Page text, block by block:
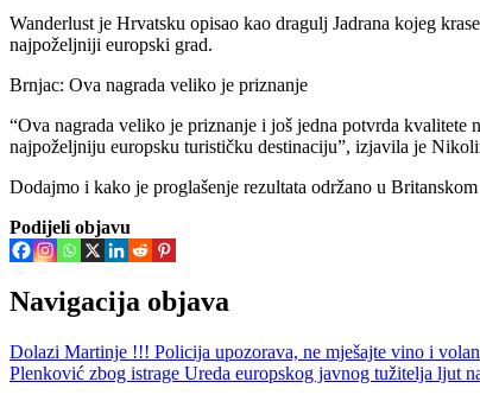
Wanderlust je Hrvatsku opisao kao dragulj Jadrana kojeg
najpoželjniji europski grad.
Brnjac: Ova nagrada veliko je priznanje
“Ova nagrada veliko je priznanje i još jedna potvrda
najpoželjniju europsku turističku destinaciju”, izjavila je
Dodajmo i kako je proglašenje rezultata održano u
Podijeli objavu
Navigacija objava
Dolazi Martinje !!! Policija upozorava, ne mješajte vino i volan
Plenković zbog istrage Ureda europskog javnog tužitelja ljut